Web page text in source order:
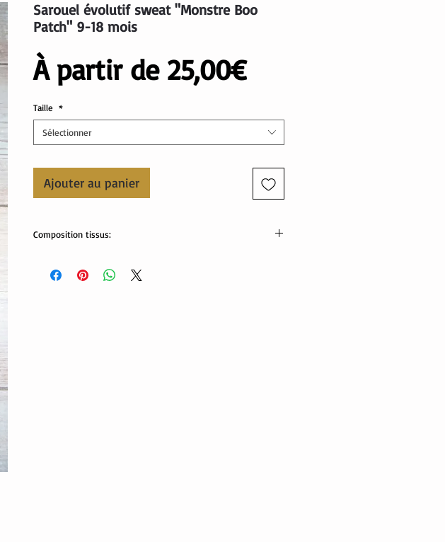
Sarouel évolutif sweat "Monstre Boo
Patch" 9-18 mois
À partir de 25,00€Prix
Taille *
Sélectionner
Ajouter au panier
Composition tissus:
sweat vert: 50% coton, 46% polyester, 4% élasthanne